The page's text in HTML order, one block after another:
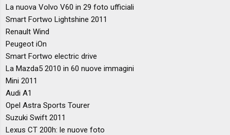
La nuova Volvo V60 in 29 foto ufficiali
Smart Fortwo Lightshine 2011
Renault Wind
Peugeot iOn
Smart Fortwo electric drive
La Mazda5 2010 in 60 nuove immagini
Mini 2011
Audi A1
Opel Astra Sports Tourer
Suzuki Swift 2011
Lexus CT 200h: le nuove foto